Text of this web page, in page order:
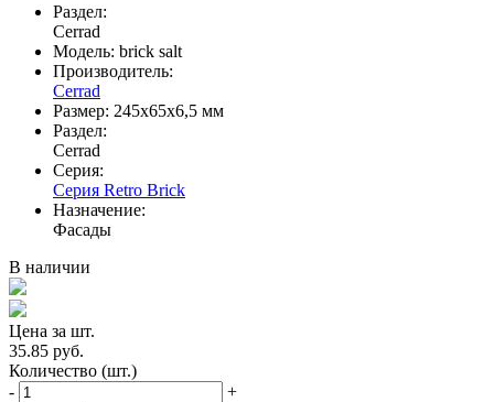
Раздел:
Cerrad
Модель: brick salt
Производитель:
Cerrad
Размер: 245х65х6,5 мм
Раздел:
Cerrad
Серия:
Серия Retro Brick
Назначение:
Фасады
В наличии
Цена за шт.
35.85 руб.
Количество (шт.)
-
+